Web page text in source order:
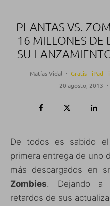
PLANTAS VS.
16 MILLONES DE
SU
Matías Vidal · Gratis iPad
20 agosto, 2013 ·
De todos es sabido el
primera entrega de uno
más descargados en
Zombies. Dejando a
retardos de sus